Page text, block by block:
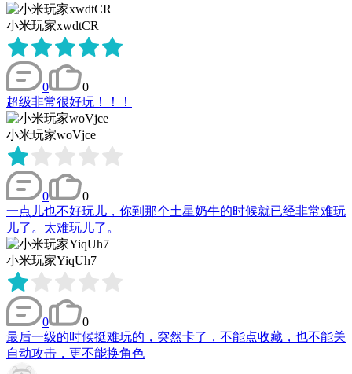
小米玩家xwdtCR
0
0
超级非常很好玩！！！
小米玩家woVjce
0
0
一点儿也不好玩儿，你到那个土星奶牛的时候就已经非常难玩
儿了。太难玩儿了。
小米玩家YiqUh7
0
0
最后一级的时候挺难玩的，突然卡了，不能点收藏，也不能关
自动攻击，更不能换角色